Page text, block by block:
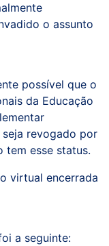
o assunto
possível que o
da Educação
revogado por
tem esse status.
virtual encerrada
a seguinte: